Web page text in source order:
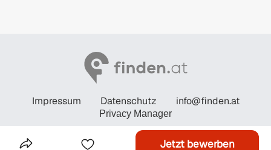
Jetzt bewerben
Impressum Datenschutz info@finden.at
Privacy Manager
© STANDARD Verlagsgesellschaft m.b.H. 2026